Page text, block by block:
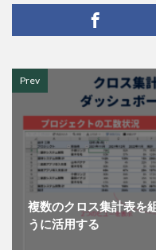
Prev
複数のクロス集計表を
うに活用する